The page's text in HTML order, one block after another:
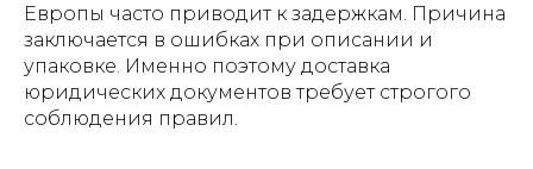
Европы часто приводит к задержкам. Причина
заключается в ошибках при описании и
упаковке. Именно поэтому доставка
юридических документов требует строгого
соблюдения правил.